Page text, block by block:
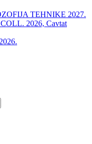
TEHNIKE 2027.
2026, Cavtat